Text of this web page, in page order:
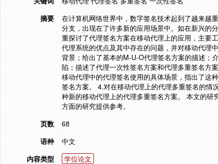
摘要
在计算机网络世界中，数字签名技术起到了越来越
分支，出现在了许多新的应用场景中。如在新兴
重探讨了代理签名方案在移动代理上的应用，主要
代理系统的优点及其中存在的问题，并对移动代理
背景；给出了基本的M-U-O代理签名方案的描述；
陷；描述了代理一次性签名方案和代理多重签名方
移动代理中的代理签名使用的具体场景，指出了这
签名方案。 4.对在移动代理上的代理多重签名的情
种新的移动代理上的代理多重签名方案。 本文的
方面的研究提供参考。
页数
68
语种
中文
内容类型
学位论文